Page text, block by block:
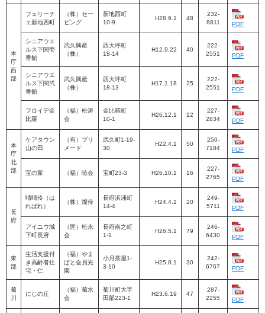
本
庁
西
部
フェリーチ
ェ新地西町
（株）セー
ビング
新地西町
10-9
H28.9.1 48
232-
8811
PDF
シニアウエ
ルス下関壱
番館
武久興産
（株）
西大坪町
18-14
H12.9.22 40
222-
2551
PDF
シニアウエ
ルス下関弐
番館
武久興産
（株）
西大坪町
18-13
H17.1.18 25
222-
2551
PDF
フロイデ金
比羅
（福）松涛
会
金比羅町
10-1
H26.12.1 12
227-
2834
PDF
本
庁
北
部
ケアタウン
山の田
（有）プリ
メード
武久町1-19-
30
H22.4.1 50
250-
7184
PDF
宝の家 （福）暁会 宝町23-3 H26.10.1 16
227-
2765
PDF
長
府
晴晴伶（は
ればれ）
（株）燦伶
長府浜浦町
14-4
H24.4.1 20
249-
5711
PDF
アイユウ城
下町長府
（医）松永
会
長府南之町
1-1
H26.5.1 79
246-
6430
PDF
東
部
生活支援付
き高齢者住
宅・仁
（福）やま
ばと会員光
園
小月茶屋1-
3-10
H25.8.1 30
242-
6767
PDF
菊
川
にじの丘
（福）菊水
会
菊川町大字
田部223-1
H23.6.19 47
287-
2255
PDF